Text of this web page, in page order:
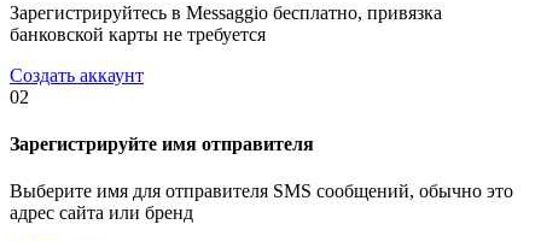
Зарегистрируйтесь в Messaggio бесплатно, привязка
банковской карты не требуется
Создать аккаунт
02
Зарегистрируйте имя отправителя
Выберите имя для отправителя SMS сообщений, обычно это
адрес сайта или бренд